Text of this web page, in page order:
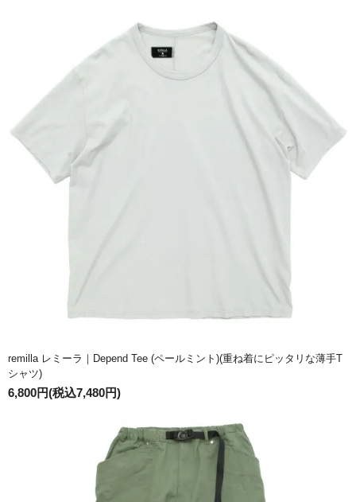
remilla レミーラ｜Depend Tee (ペールミント)(重ね着にピッタリな薄手T
シャツ)
6,800円(税込7,480円)